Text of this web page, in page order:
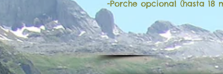
-Porche opcional (hasta 18